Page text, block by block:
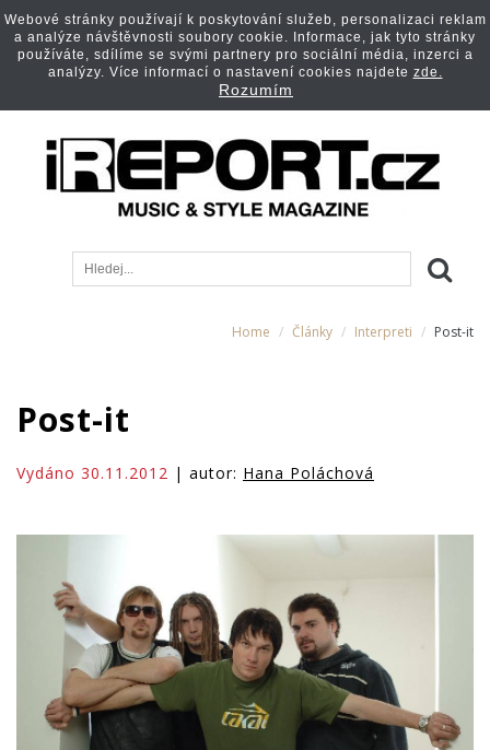
Home Články Interpreti Post-it
Post-it
Vydáno 30.11.2012 | autor: Hana Poláchová
Webové stránky používají k poskytování služeb, personalizaci reklam
a analýze návštěvnosti soubory cookie. Informace, jak tyto stránky
používáte, sdílíme se svými partnery pro sociální média, inzerci a
analýzy. Více informací o nastavení cookies najdete zde.
Rozumím